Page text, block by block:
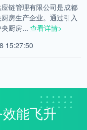
链管理有限公司是成都
房生产企业。通过引入
央厨房...查看详情>
15:27:50
能飞升